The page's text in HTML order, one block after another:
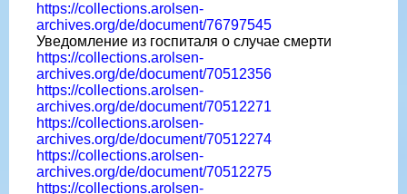
https://collections.arolsen-
archives.org/de/document/76797545
Уведомление из госпиталя о случае смерти
https://collections.arolsen-
archives.org/de/document/70512356
https://collections.arolsen-
archives.org/de/document/70512271
https://collections.arolsen-
archives.org/de/document/70512274
https://collections.arolsen-
archives.org/de/document/70512275
https://collections.arolsen-